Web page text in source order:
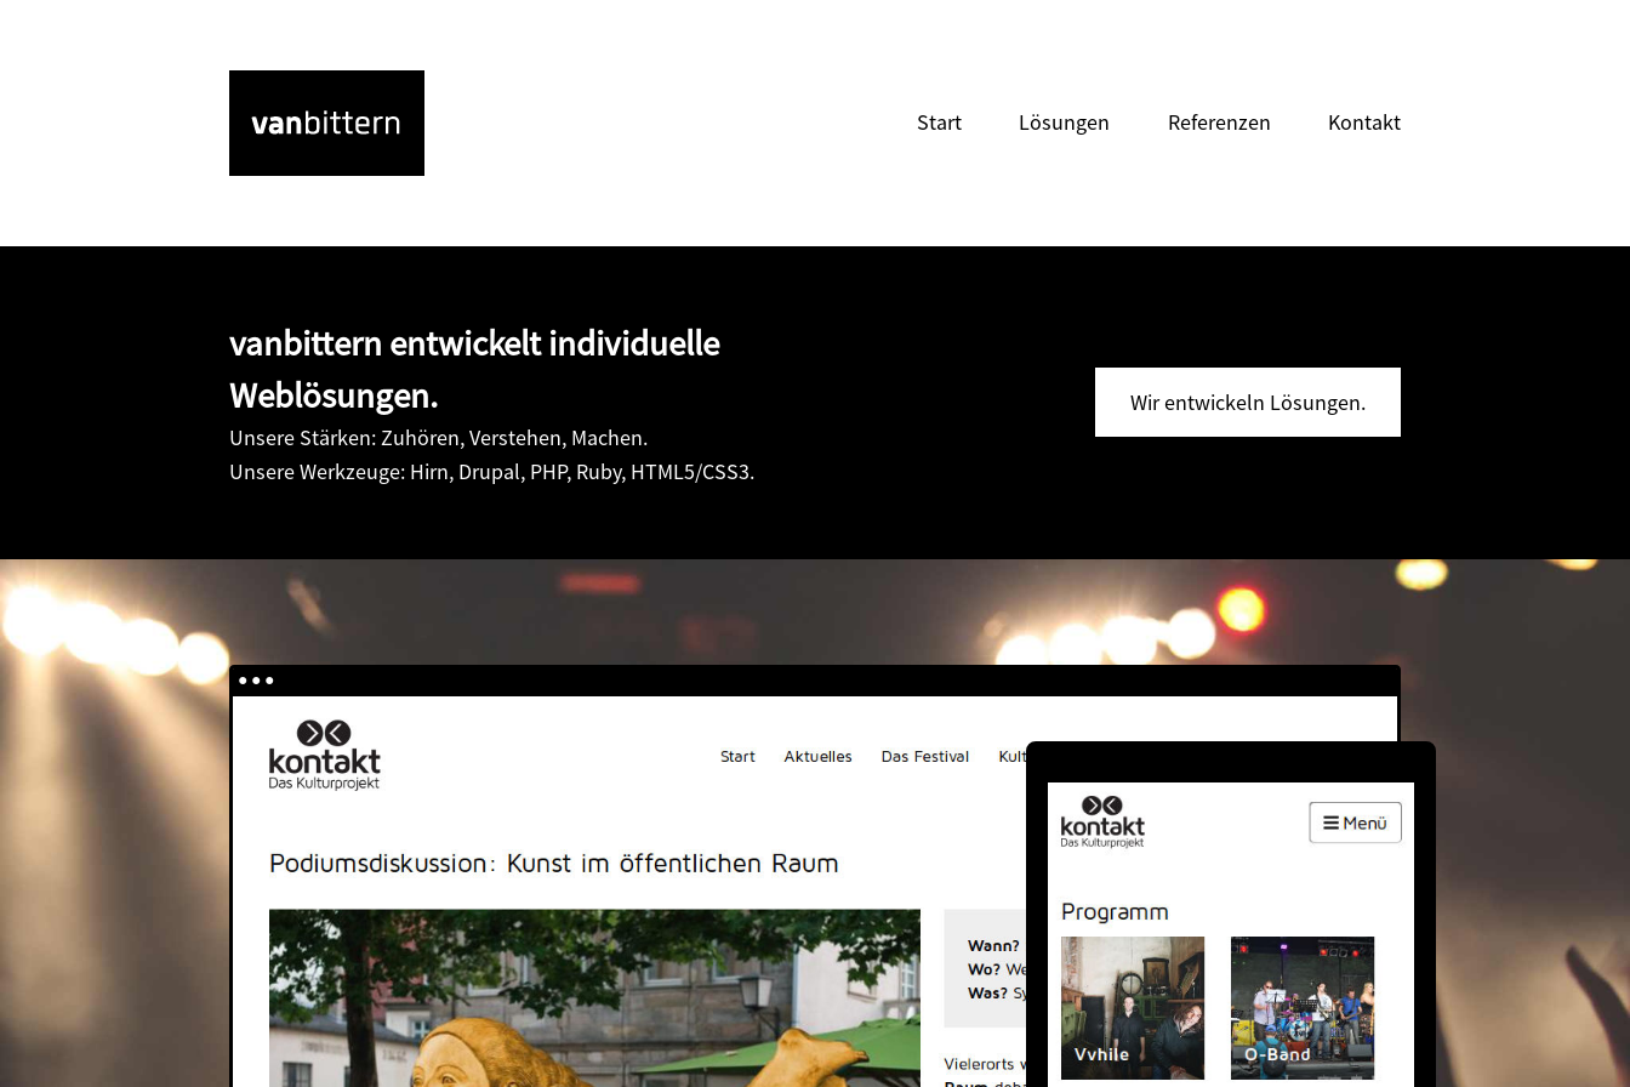
Start
Lösungen Referenzen Kontakt
vanbittern entwickelt individuelle
Weblösungen.
Unsere Stärken: Zuhören, Verstehen, Machen.
Unsere Werkzeuge: Hirn, Drupal, PHP, Ruby, HTML5/CSS3.
Wir entwickeln Lösungen.